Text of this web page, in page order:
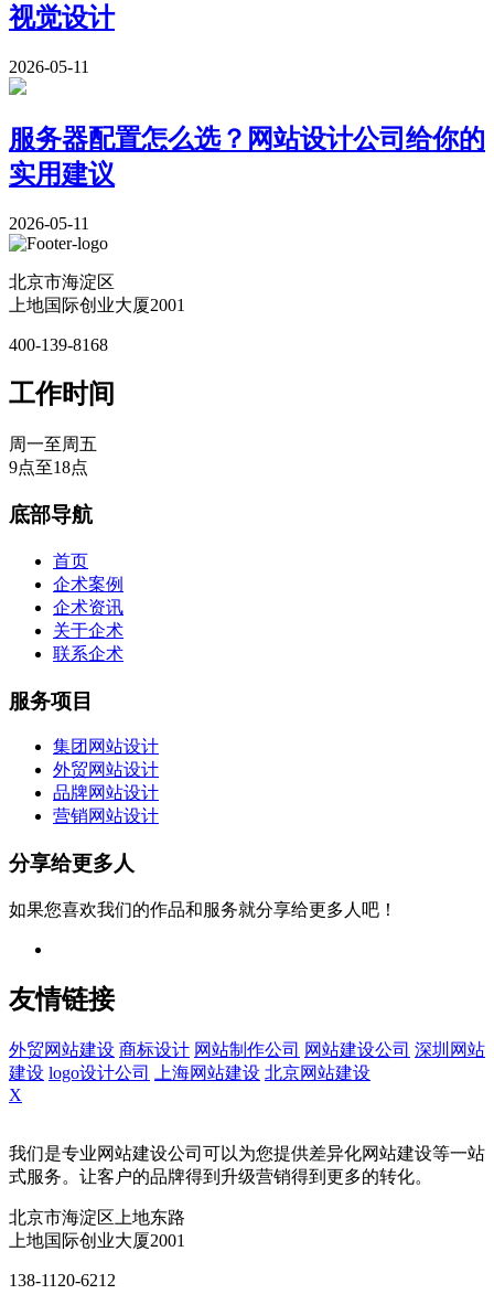
视觉设计
2026-05-11
服务器配置怎么选？网站设计公司给你的
实用建议
2026-05-11
北京市海淀区
上地国际创业大厦2001
400-139-8168
工作时间
周一至周五
9点至18点
底部导航
首页
企术案例
企术资讯
关于企术
联系企术
服务项目
集团网站设计
外贸网站设计
品牌网站设计
营销网站设计
分享给更多人
如果您喜欢我们的作品和服务就分享给更多人吧！
友情链接
外贸网站建设 商标设计 网站制作公司 网站建设公司 深圳网站
建设 logo设计公司 上海网站建设 北京网站建设
X
我们是专业网站建设公司可以为您提供差异化网站建设等一站
式服务。让客户的品牌得到升级营销得到更多的转化。
北京市海淀区上地东路
上地国际创业大厦2001
138-1120-6212